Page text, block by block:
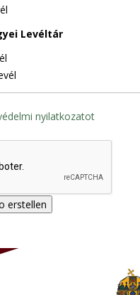
Levéltár
nyilatkozatot